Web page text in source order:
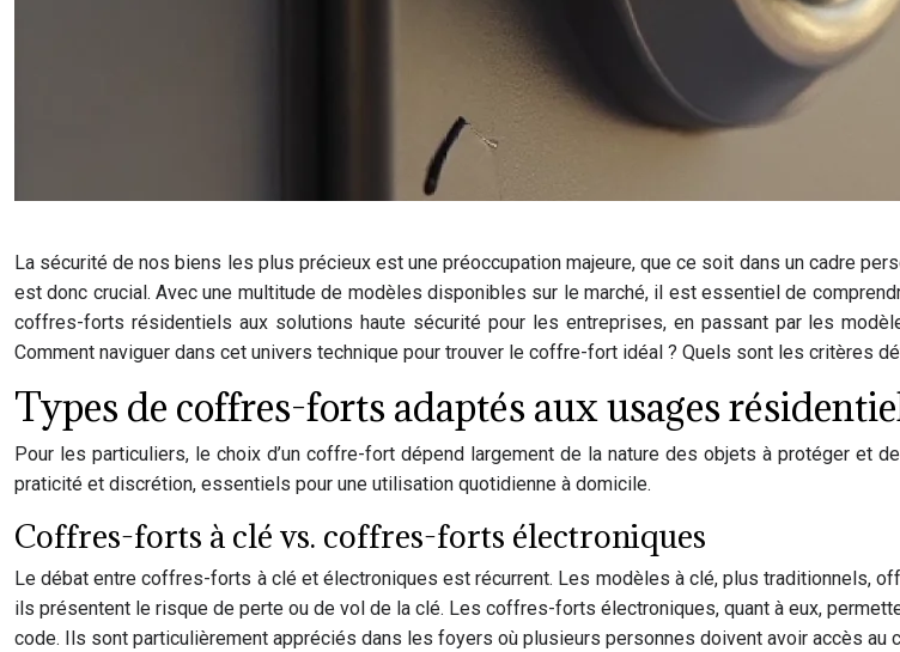
La sécurité de nos biens les plus précieux est une préoccupation majeure, que ce soit dans un cadre
est donc crucial. Avec une multitude de modèles disponibles sur le marché, il est essentiel de
coffres-forts résidentiels aux solutions haute sécurité pour les entreprises, en passant par les
Comment naviguer dans cet univers technique pour trouver le coffre-fort idéal ? Quels sont les critères
Types de coffres-forts adaptés aux usages
Pour les particuliers, le choix d’un coffre-fort dépend largement de la nature des objets à protéger et
praticité et discrétion, essentiels pour une utilisation quotidienne à domicile.
Coffres-forts à clé vs. coffres-forts électroniques
Le débat entre coffres-forts à clé et électroniques est récurrent. Les modèles à clé, plus traditionnels,
ils présentent le risque de perte ou de vol de la clé. Les coffres-forts électroniques, quant à eux,
code. Ils sont particulièrement appréciés dans les foyers où plusieurs personnes doivent avoir accès au